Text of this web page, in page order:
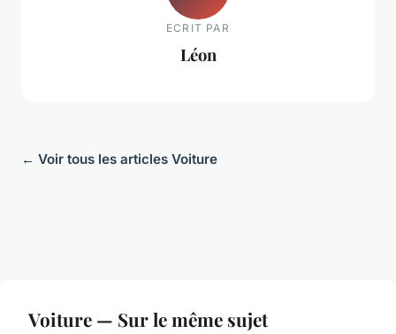
ECRIT PAR
Léon
← Voir tous les articles Voiture
Voiture — Sur le même sujet